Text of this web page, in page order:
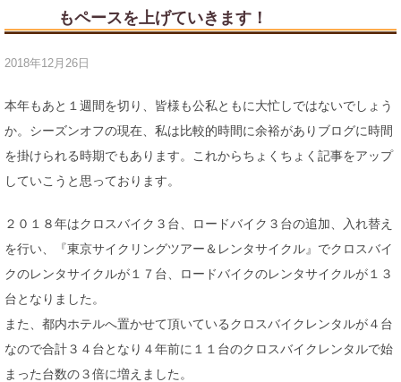
もペースを上げていきます！
2018年12月26日
本年もあと１週間を切り、皆様も公私ともに大忙しではないでしょう
か。シーズンオフの現在、私は比較的時間に余裕がありブログに時間
を掛けられる時期でもあります。これからちょくちょく記事をアップ
していこうと思っております。
２０１８年はクロスバイク３台、ロードバイク３台の追加、入れ替え
を行い、『東京サイクリングツアー＆レンタサイクル』でクロスバイ
クのレンタサイクルが１７台、ロードバイクのレンタサイクルが１３
台となりました。
また、都内ホテルへ置かせて頂いているクロスバイクレンタルが４台
なので合計３４台となり４年前に１１台のクロスバイクレンタルで始
まった台数の３倍に増えました。